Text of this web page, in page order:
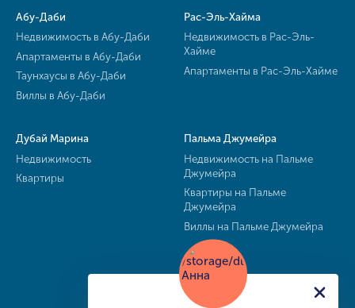
Абу-Даби
Недвижимость в Абу-Даби
Апартаменты в Абу-Даби
Таунхаусы в Абу-Даби
Виллы в Абу-Даби
Рас-Эль-Хайма
Недвижимость в Рас-Эль-
Хайме
Апартаменты в Рас-Эль-Хайме
Дубай Марина
Недвижимость
Квартиры
Пальма Джумейра
Недвижимость на Пальме
Джумейра
Квартиры на Пальме
Джумейра
Виллы на Пальме Джумейра